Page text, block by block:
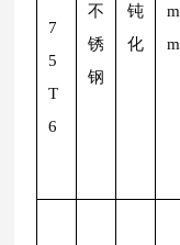
7
5
T
6
不
锈
钢
钝
化
m
m